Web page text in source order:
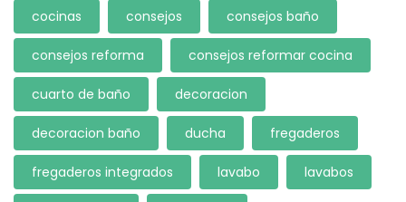
cocinas consejos consejos baño
consejos reforma consejos reformar cocina
cuarto de baño decoracion
decoracion baño ducha fregaderos
fregaderos integrados lavabo lavabos